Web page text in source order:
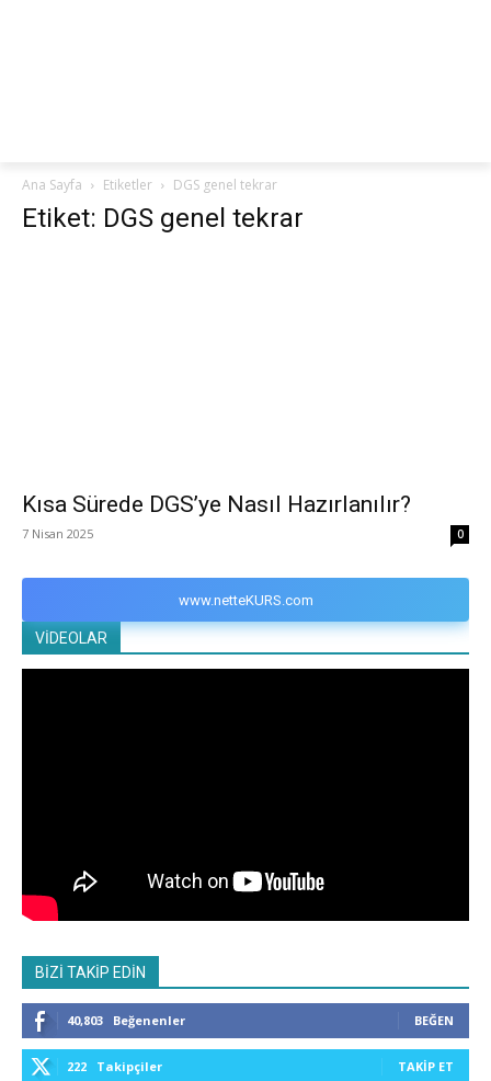
Ana Sayfa Etiketler DGS genel tekrar
Etiket: DGS genel tekrar
Kısa Sürede DGS’ye Nasıl Hazırlanılır?
7 Nisan 2025 0
www.netteKURS.com
VİDEOLAR
BİZİ TAKİP EDİN
40,803 Beğenenler BEĞEN
222 Takipçiler TAKIP ET